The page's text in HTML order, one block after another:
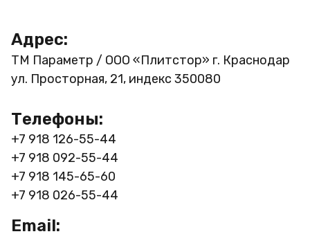
Адрес:
ТМ Параметр / ООО «Плитстор» г. Краснодар
ул. Просторная, 21, индекс 350080
Телефоны:
+7 918 126-55-44
+7 918 092-55-44
+7 918 145-65-60
+7 918 026-55-44
Email: